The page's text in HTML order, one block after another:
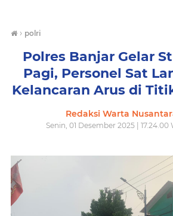
› polri
Polres Banjar Gelar
Pagi, Personel Sat
Kelancaran Arus di
Redaksi Warta
Senin, 01 Desember 2025 | 17.24.00